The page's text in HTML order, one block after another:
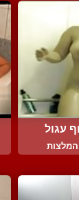
עגול